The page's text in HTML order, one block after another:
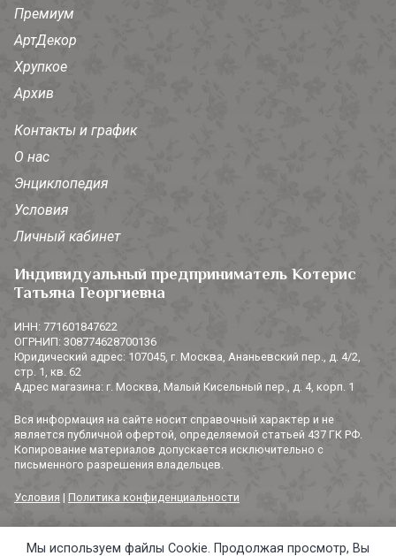
Премиум
АртДекор
Хрупкое
Архив
Контакты и график
О нас
Энциклопедия
Условия
Личный кабинет
Индивидуальный предприниматель Котерис
Татьяна Георгиевна
ИНН: 771601847622
ОГРНИП: 308774628700136
Юридический адрес: 107045, г. Москва, Ананьевский пер., д. 4/2,
стр. 1, кв. 62
Адрес магазина: г. Москва, Малый Кисельный пер., д. 4, корп. 1
Вся информация на сайте носит справочный характер и не
является публичной офертой, определяемой статьей 437 ГК РФ.
Копирование материалов допускается исключительно с
письменного разрешения владельцев.
Условия | Политика конфиденциальности
© 2014-2026 «3 СОРОКИ». Все права защищены.
Мы используем файлы Cookie. Продолжая просмотр, Вы